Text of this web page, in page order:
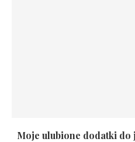
Moje ulubione dodatki